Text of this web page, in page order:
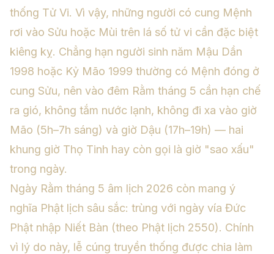
thống Tử Vi. Vì vậy, những người có cung Mệnh
rơi vào Sửu hoặc Mùi trên lá số tử vi cần đặc biệt
kiêng kỵ. Chẳng hạn người sinh năm Mậu Dần
1998 hoặc Kỷ Mão 1999 thường có Mệnh đóng ở
cung Sửu, nên vào đêm Rằm tháng 5 cần hạn chế
ra gió, không tắm nước lạnh, không đi xa vào giờ
Mão (5h–7h sáng) và giờ Dậu (17h–19h) — hai
khung giờ Thọ Tinh hay còn gọi là giờ "sao xấu"
trong ngày.
Ngày Rằm tháng 5 âm lịch 2026 còn mang ý
nghĩa Phật lịch sâu sắc: trùng với ngày vía Đức
Phật nhập Niết Bàn (theo Phật lịch 2550). Chính
vì lý do này, lễ cúng truyền thống được chia làm